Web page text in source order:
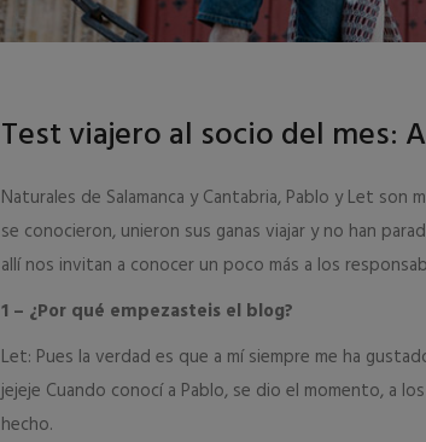
Test viajero al socio del mes:
Naturales de Salamanca y Cantabria, Pablo y Let
se conocieron, unieron sus ganas viajar y no han
allí nos invitan a conocer un poco más a los
1 – ¿Por qué empezasteis el blog?
Let: Pues la verdad es que a mí siempre me ha
jejeje Cuando conocí a Pablo, se dio el momento, a
hecho.